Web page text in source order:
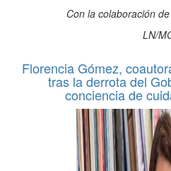
Con la colaboración de
LN/
Florencia Gómez,
tras la derrota del
conciencia de